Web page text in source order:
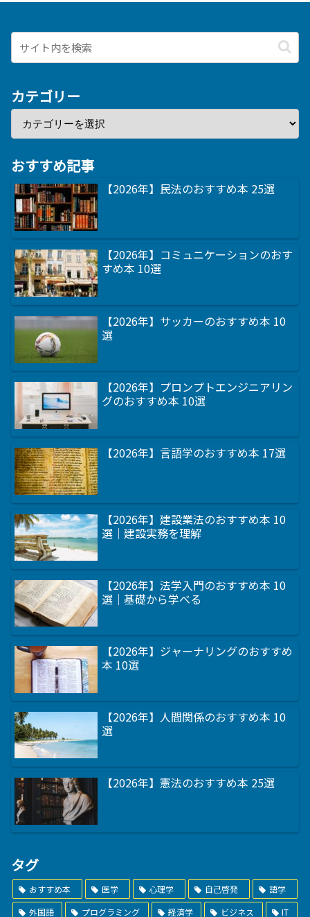
カテゴリー
おすすめ記事
【2026年】民法のおすすめ本 25選
【2026年】コミュニケーションのおす
すめ本 10選
【2026年】サッカーのおすすめ本 10
選
【2026年】プロンプトエンジニアリン
グのおすすめ本 10選
【2026年】言語学のおすすめ本 17選
【2026年】建設業法のおすすめ本 10
選｜建設実務を理解
【2026年】法学入門のおすすめ本 10
選｜基礎から学べる
【2026年】ジャーナリングのおすすめ
本 10選
【2026年】人間関係のおすすめ本 10
選
【2026年】憲法のおすすめ本 25選
タグ
おすすめ本 医学 心理学 自己啓発
語学
外国語
プログラミング 経済学 ビジネス IT